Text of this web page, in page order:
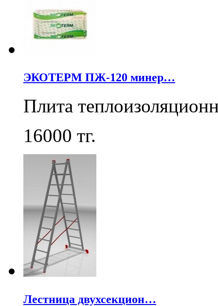
ЭКОТЕРМ ПЖ-120 минер…
Плита
16000 тг.
Лестница двухсекцион…